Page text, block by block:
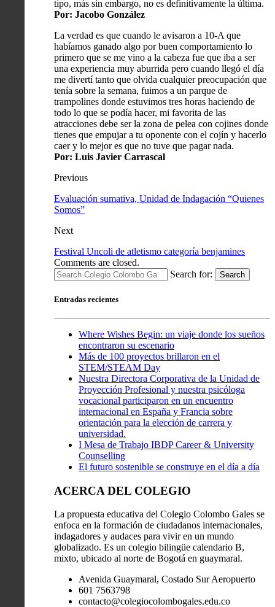
tipo, más sin embargo, no es definitivamente la última.
Por: Jacobo González
La verdad es que cuando le avisaron a 10-A que
habíamos ganado algo por buen comportamiento lo
primero que se me vino a la cabeza fue que iba a ser
una experiencia muy aburrida pero cuando llegó el día
me divertí tanto que olvida cualquier preocupación que
tenía sobre la semana, fuimos a un parque de
trampolines donde estuvimos tres horas haciendo de
todo lo que se podía hacer, mi favorita de las
atracciones debe ser la zona de pelea con cojines donde
tienes que empujar a tu oponente con el cojín y hacerlo
caer y lo mejor es que no tuve que pagar nada.
Por: Luis Javier Carrascal
Previous
Evaluación sumativa, Unidad de Indagación “Quienes
Somos”
Next
Festival Uncoli de atletismo categoría benjamines
Comments are closed.
Search for:
Search
Entradas recientes
Where Wishes Begin: un viaje donde los sueños
encontraron su escenario
Más de 100 proyectos brillaron en el
STEM/STEAM Day
Nuestra Directora Corporativa de la Unidad de
Proyección Profesional y nuestra psicóloga
vocacional participaron en un encuentro
internacional en España y Francia sobre
orientación para la elección de carrera y
universidad.
I Mesa de Trabajo IBDP Career & University
Counselling
El futuro sostenible se construye en el día a día
ACERCA DEL COLEGIO
La propuesta educativa del Colegio Colombo Gales se
enfoca en la formación de ciudadanos internacionales,
indagadores y audaces para vivir en un mundo
globalizado. Es un colegio bilingüe calendario B,
mixto, ubicado al norte de Bogotá en guaymaral.
Avenida Guaymaral, Costado Sur Aeropuerto
601 7563798
contacto@colegiocolombogales.edu.co